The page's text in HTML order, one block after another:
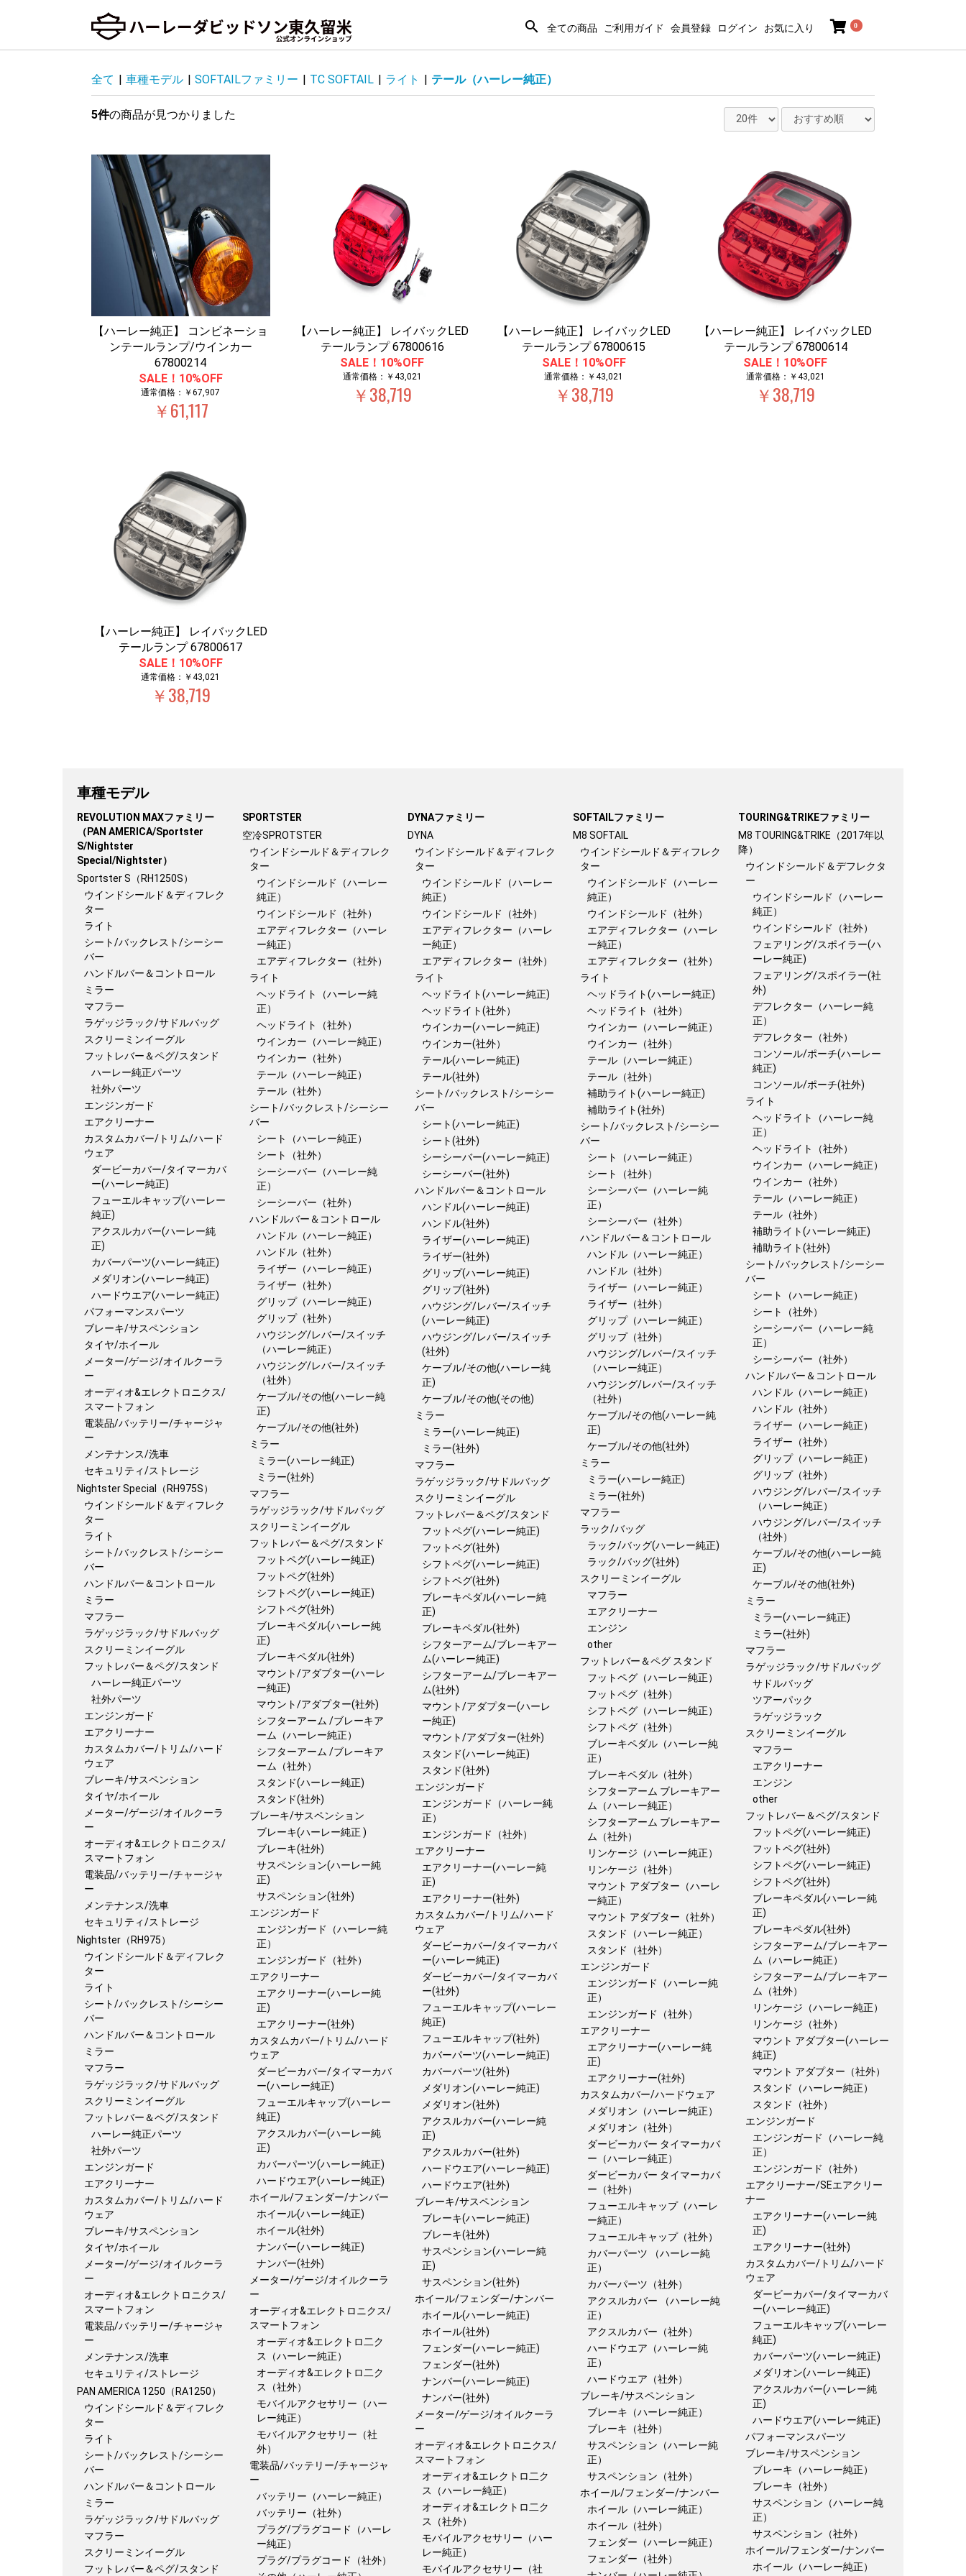
search 全ての商品 ご利用ガイド 会員登録 ログイン お気に入り 0
全て | 車種モデル | SOFTAILファミリー | TC SOFTAIL | ライト | テール（ハーレー純正）
5件の商品が見つかりました
【ハーレー純正】 コンビネーショ
ンテールランプ/ウインカー
67800214
SALE！10%OFF
通常価格：￥67,907
￥61,117
【ハーレー純正】 レイバックLED
テールランプ 67800616
SALE！10%OFF
通常価格：￥43,021
￥38,719
【ハーレー純正】 レイバックLED
テールランプ 67800615
SALE！10%OFF
通常価格：￥43,021
￥38,719
【ハーレー純正】 レイバックLED
テールランプ 67800614
SALE！10%OFF
通常価格：￥43,021
￥38,719
【ハーレー純正】 レイバックLED
テールランプ 67800617
SALE！10%OFF
通常価格：￥43,021
￥38,719
車種モデル
REVOLUTION MAXファミリー
（PAN AMERICA/Sportster
S/Nightster
Special/Nightster）
Sportster S（RH1250S）
ウインドシールド＆ディフレク
ター
ライト
シート/バックレスト/シーシー
バー
ハンドルバー＆コントロール
ミラー
マフラー
ラゲッジラック/サドルバッグ
スクリーミンイーグル
フットレバー＆ペグ/スタンド
ハーレー純正パーツ
社外パーツ
エンジンガード
エアクリーナー
カスタムカバー/トリム/ハード
ウェア
ダービーカバー/タイマーカバ
ー(ハーレー純正)
フューエルキャップ(ハーレー
純正)
アクスルカバー(ハーレー純
正)
カバーパーツ(ハーレー純正)
メダリオン(ハーレー純正)
ハードウエア(ハーレー純正)
パフォーマンスパーツ
ブレーキ/サスペンション
タイヤ/ホイール
メーター/ゲージ/オイルクーラ
ー
オーディオ&エレクトロニクス/
スマートフォン
電装品/バッテリー/チャージャ
ー
メンテナンス/洗車
セキュリティ/ストレージ
Nightster Special（RH975S）
ウインドシールド＆ディフレク
ター
ライト
シート/バックレスト/シーシー
バー
ハンドルバー＆コントロール
ミラー
マフラー
ラゲッジラック/サドルバッグ
スクリーミンイーグル
フットレバー＆ペグ/スタンド
ハーレー純正パーツ
社外パーツ
エンジンガード
エアクリーナー
カスタムカバー/トリム/ハード
ウェア
ブレーキ/サスペンション
タイヤ/ホイール
メーター/ゲージ/オイルクーラ
ー
オーディオ&エレクトロニクス/
スマートフォン
電装品/バッテリー/チャージャ
ー
メンテナンス/洗車
セキュリティ/ストレージ
Nightster（RH975）
ウインドシールド＆ディフレク
ター
ライト
シート/バックレスト/シーシー
バー
ハンドルバー＆コントロール
ミラー
マフラー
ラゲッジラック/サドルバッグ
スクリーミンイーグル
フットレバー＆ペグ/スタンド
ハーレー純正パーツ
社外パーツ
エンジンガード
エアクリーナー
カスタムカバー/トリム/ハード
ウェア
ブレーキ/サスペンション
タイヤ/ホイール
メーター/ゲージ/オイルクーラ
ー
オーディオ&エレクトロニクス/
スマートフォン
電装品/バッテリー/チャージャ
ー
メンテナンス/洗車
セキュリティ/ストレージ
PAN AMERICA 1250（RA1250）
ウインドシールド＆ディフレク
ター
ライト
シート/バックレスト/シーシー
バー
ハンドルバー＆コントロール
ミラー
ラゲッジラック/サドルバッグ
マフラー
スクリーミンイーグル
フットレバー＆ペグ/スタンド
SPORTSTER
空冷SPROTSTER
ウインドシールド＆ディフレク
ター
ウインドシールド（ハーレー
純正）
ウインドシールド（社外）
エアディフレクター（ハーレ
ー純正）
エアディフレクター（社外）
ライト
ヘッドライト（ハーレー純
正）
ヘッドライト（社外）
ウインカー（ハーレー純正）
ウインカー（社外）
テール（ハーレー純正）
テール（社外）
シート/バックレスト/シーシー
バー
シート（ハーレー純正）
シート（社外）
シーシーバー（ハーレー純
正）
シーシーバー（社外）
ハンドルバー＆コントロール
ハンドル（ハーレー純正）
ハンドル（社外）
ライザー（ハーレー純正）
ライザー（社外）
グリップ（ハーレー純正）
グリップ（社外）
ハウジング/レバー/スイッチ
（ハーレー純正）
ハウジング/レバー/スイッチ
（社外）
ケーブル/その他(ハーレー純
正)
ケーブル/その他(社外)
ミラー
ミラー(ハーレー純正)
ミラー(社外)
マフラー
ラゲッジラック/サドルバッグ
スクリーミンイーグル
フットレバー＆ペグ/スタンド
フットペグ(ハーレー純正)
フットペグ(社外)
シフトペグ(ハーレー純正)
シフトペグ(社外)
ブレーキペダル(ハーレー純
正)
ブレーキペダル(社外)
マウント/アダプター(ハーレ
ー純正)
マウント/アダプター(社外)
シフターアーム /ブレーキア
ーム（ハーレー純正）
シフターアーム /ブレーキア
ーム（社外）
スタンド(ハーレー純正)
スタンド(社外)
ブレーキ/サスペンション
ブレーキ(ハーレー純正 )
ブレーキ(社外)
サスペンション(ハーレー純
正)
サスペンション(社外)
エンジンガード
エンジンガード（ハーレー純
正）
エンジンガード（社外）
エアクリーナー
エアクリーナー(ハーレー純
正)
エアクリーナー(社外)
カスタムカバー/トリム/ハード
ウェア
ダービーカバー/タイマーカバ
ー(ハーレー純正)
フューエルキャップ(ハーレー
純正)
アクスルカバー(ハーレー純
正)
カバーパーツ(ハーレー純正)
ハードウエア(ハーレー純正)
ホイール/フェンダー/ナンバー
ホイール(ハーレー純正)
ホイール(社外)
ナンバー(ハーレー純正)
ナンバー(社外)
メーター/ゲージ/オイルクーラ
ー
オーディオ&エレクトロニクス/
スマートフォン
オーディオ&エレクトロ二ク
ス（ハーレー純正）
オーディオ&エレクトロ二ク
ス（社外）
モバイルアクセサリー（ハー
レー純正）
モバイルアクセサリー（社
外）
電装品/バッテリー/チャージャ
ー
バッテリー（ハーレー純正）
バッテリー（社外）
プラグ/プラグコード（ハーレ
ー純正）
プラグ/プラグコード（社外）
DYNAファミリー
DYNA
ウインドシールド＆ディフレク
ター
ウインドシールド（ハーレー
純正）
ウインドシールド（社外）
エアディフレクター（ハーレ
ー純正）
エアディフレクター（社外）
ライト
ヘッドライト(ハーレー純正)
ヘッドライト(社外）
ウインカー(ハーレー純正)
ウインカー(社外）
テール(ハーレー純正)
テール(社外)
シート/バックレスト/シーシー
バー
シート(ハーレー純正)
シート(社外)
シーシーバー(ハーレー純正)
シーシーバー(社外)
ハンドルバー＆コントロール
ハンドル(ハーレー純正)
ハンドル(社外)
ライザー(ハーレー純正)
ライザー(社外)
グリップ(ハーレー純正)
グリップ(社外)
ハウジング/レバー/スイッチ
(ハーレー純正)
ハウジング/レバー/スイッチ
(社外)
ケーブル/その他(ハーレー純
正)
ケーブル/その他(その他)
ミラー
ミラー(ハーレー純正)
ミラー(社外)
マフラー
ラゲッジラック/サドルバッグ
スクリーミンイーグル
フットレバー＆ペグ/スタンド
フットペグ(ハーレー純正)
フットペグ(社外)
シフトペグ(ハーレー純正)
シフトペグ(社外)
ブレーキペダル(ハーレー純
正)
ブレーキペダル(社外)
シフターアーム/ブレーキアー
ム(ハーレー純正)
シフターアーム/ブレーキアー
ム(社外)
マウント/アダプター(ハーレ
ー純正)
マウント/アダプター(社外)
スタンド(ハーレー純正)
スタンド(社外)
エンジンガード
エンジンガード（ハーレー純
正）
エンジンガード（社外）
エアクリーナー
エアクリーナー(ハーレー純
正)
エアクリーナー(社外)
カスタムカバー/トリム/ハード
ウェア
ダービーカバー/タイマーカバ
ー(ハーレー純正)
ダービーカバー/タイマーカバ
ー(社外)
フューエルキャップ(ハーレー
純正)
フューエルキャップ(社外)
カバーパーツ(ハーレー純正)
カバーパーツ(社外)
メダリオン(ハーレー純正)
メダリオン(社外)
アクスルカバー(ハーレー純
正)
アクスルカバー(社外)
ハードウエア(ハーレー純正)
ハードウエア(社外)
ブレーキ/サスペンション
ブレーキ(ハーレー純正)
ブレーキ(社外)
サスペンション(ハーレー純
正)
サスペンション(社外)
ホイール/フェンダー/ナンバー
ホイール(ハーレー純正)
ホイール(社外)
フェンダー(ハーレー純正)
フェンダー(社外)
ナンバー(ハーレー純正)
ナンバー(社外)
メーター/ゲージ/オイルクーラ
ー
オーディオ&エレクトロニクス/
スマートフォン
オーディオ&エレクトロ二ク
ス（ハーレー純正）
オーディオ&エレクトロ二ク
ス（社外）
モバイルアクセサリー（ハー
レー純正）
モバイルアクセサリー（社
SOFTAILファミリー
M8 SOFTAIL
ウインドシールド＆ディフレク
ター
ウインドシールド（ハーレー
純正）
ウインドシールド（社外）
エアディフレクター（ハーレ
ー純正）
エアディフレクター（社外）
ライト
ヘッドライト(ハーレー純正)
ヘッドライト（社外）
ウインカー（ハーレー純正）
ウインカー（社外）
テール（ハーレー純正）
テール（社外）
補助ライト(ハーレー純正)
補助ライト(社外)
シート/バックレスト/シーシー
バー
シート（ハーレー純正）
シート（社外）
シーシーバー（ハーレー純
正）
シーシーバー（社外）
ハンドルバー＆コントロール
ハンドル（ハーレー純正）
ハンドル（社外）
ライザー（ハーレー純正）
ライザー（社外）
グリップ（ハーレー純正）
グリップ（社外）
ハウジング/レバー/スイッチ
（ハーレー純正）
ハウジング/レバー/スイッチ
（社外）
ケーブル/その他(ハーレー純
正)
ケーブル/その他(社外)
ミラー
ミラー(ハーレー純正)
ミラー(社外)
マフラー
ラック/バッグ
ラック/バッグ(ハーレー純正)
ラック/バッグ(社外)
スクリーミンイーグル
マフラー
エアクリーナー
エンジン
other
フットレバー＆ペグ スタンド
フットペグ（ハーレー純正）
フットペグ（社外）
シフトペグ（ハーレー純正）
シフトペグ（社外）
ブレーキペダル（ハーレー純
正）
ブレーキペダル（社外）
シフターアーム ブレーキアー
ム（ハーレー純正）
シフターアーム ブレーキアー
ム（社外）
リンケージ（ハーレー純正）
リンケージ（社外）
マウント アダプター（ハーレ
ー純正）
マウント アダプター（社外）
スタンド（ハーレー純正）
スタンド（社外）
エンジンガード
エンジンガード（ハーレー純
正）
エンジンガード（社外）
エアクリーナー
エアクリーナー(ハーレー純
正)
エアクリーナー(社外)
カスタムカバー/ハードウェア
メダリオン（ハーレー純正）
メダリオン（社外）
ダービーカバー タイマーカバ
ー（ハーレー純正）
ダービーカバー タイマーカバ
ー（社外）
フューエルキャップ（ハーレ
ー純正）
フューエルキャップ（社外）
カバーパーツ （ハーレー純
正）
カバーパーツ（社外）
アクスルカバー （ハーレー純
正）
アクスルカバー（社外）
ハードウエア（ハーレー純
正）
ハードウエア（社外）
ブレーキ/サスペンション
ブレーキ（ハーレー純正）
ブレーキ（社外）
サスペンション（ハーレー純
正）
サスペンション（社外）
ホイール/フェンダー/ナンバー
ホイール（ハーレー純正）
ホイール（社外）
フェンダー（ハーレー純正）
フェンダー（社外）
TOURING&TRIKEファミリー
M8 TOURING&TRIKE（2017年以
降）
ウインドシールド＆デフレクタ
ー
ウインドシールド（ハーレー
純正）
ウインドシールド（社外）
フェアリング/スポイラー(ハ
ーレー純正)
フェアリング/スポイラー(社
外)
デフレクター（ハーレー純
正）
デフレクター（社外）
コンソール/ポーチ(ハーレー
純正)
コンソール/ポーチ(社外)
ライト
ヘッドライト（ハーレー純
正）
ヘッドライト（社外）
ウインカー（ハーレー純正）
ウインカー（社外）
テール（ハーレー純正）
テール（社外）
補助ライト(ハーレー純正)
補助ライト(社外)
シート/バックレスト/シーシー
バー
シート（ハーレー純正）
シート（社外）
シーシーバー（ハーレー純
正）
シーシーバー（社外）
ハンドルバー＆コントロール
ハンドル（ハーレー純正）
ハンドル（社外）
ライザー（ハーレー純正）
ライザー（社外）
グリップ（ハーレー純正）
グリップ（社外）
ハウジング/レバー/スイッチ
（ハーレー純正）
ハウジング/レバー/スイッチ
（社外）
ケーブル/その他(ハーレー純
正)
ケーブル/その他(社外)
ミラー
ミラー(ハーレー純正)
ミラー(社外)
マフラー
ラゲッジラック/サドルバッグ
サドルバッグ
ツアーパック
ラゲッジラック
スクリーミンイーグル
マフラー
エアクリーナー
エンジン
other
フットレバー＆ペグ/スタンド
フットペグ(ハーレー純正)
フットペグ(社外)
シフトペグ(ハーレー純正)
シフトペグ(社外)
ブレーキペダル(ハーレー純
正)
ブレーキペダル(社外)
シフターアーム/ブレーキアー
ム（ハーレー純正）
シフターアーム/ブレーキアー
ム（社外）
リンケージ（ハーレー純正）
リンケージ（社外）
マウント アダプター(ハーレー
純正)
マウント アダプター（社外）
スタンド（ハーレー純正）
スタンド（社外）
エンジンガード
エンジンガード（ハーレー純
正）
エンジンガード（社外）
エアクリーナー/SEエアクリー
ナー
エアクリーナー(ハーレー純
正)
エアクリーナー(社外)
カスタムカバー/トリム/ハード
ウェア
ダービーカバー/タイマーカバ
ー(ハーレー純正)
フューエルキャップ(ハーレー
純正)
カバーパーツ(ハーレー純正)
メダリオン(ハーレー純正)
アクスルカバー(ハーレー純
正)
ハードウエア(ハーレー純正)
パフォーマンスパーツ
ブレーキ/サスペンション
ブレーキ（ハーレー純正）
ブレーキ（社外）
サスペンション（ハーレー純
正）
サスペンション（社外）
ホイール/フェンダー/ナンバー
ホイール（ハーレー純正）